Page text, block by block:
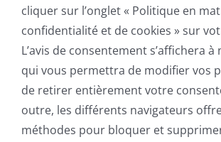
cliquer sur l’onglet « Politique en
confidentialité et de cookies » sur
L’avis de consentement s’affichera à
qui vous permettra de modifier vos
de retirer entièrement votre
outre, les différents navigateurs
méthodes pour bloquer et